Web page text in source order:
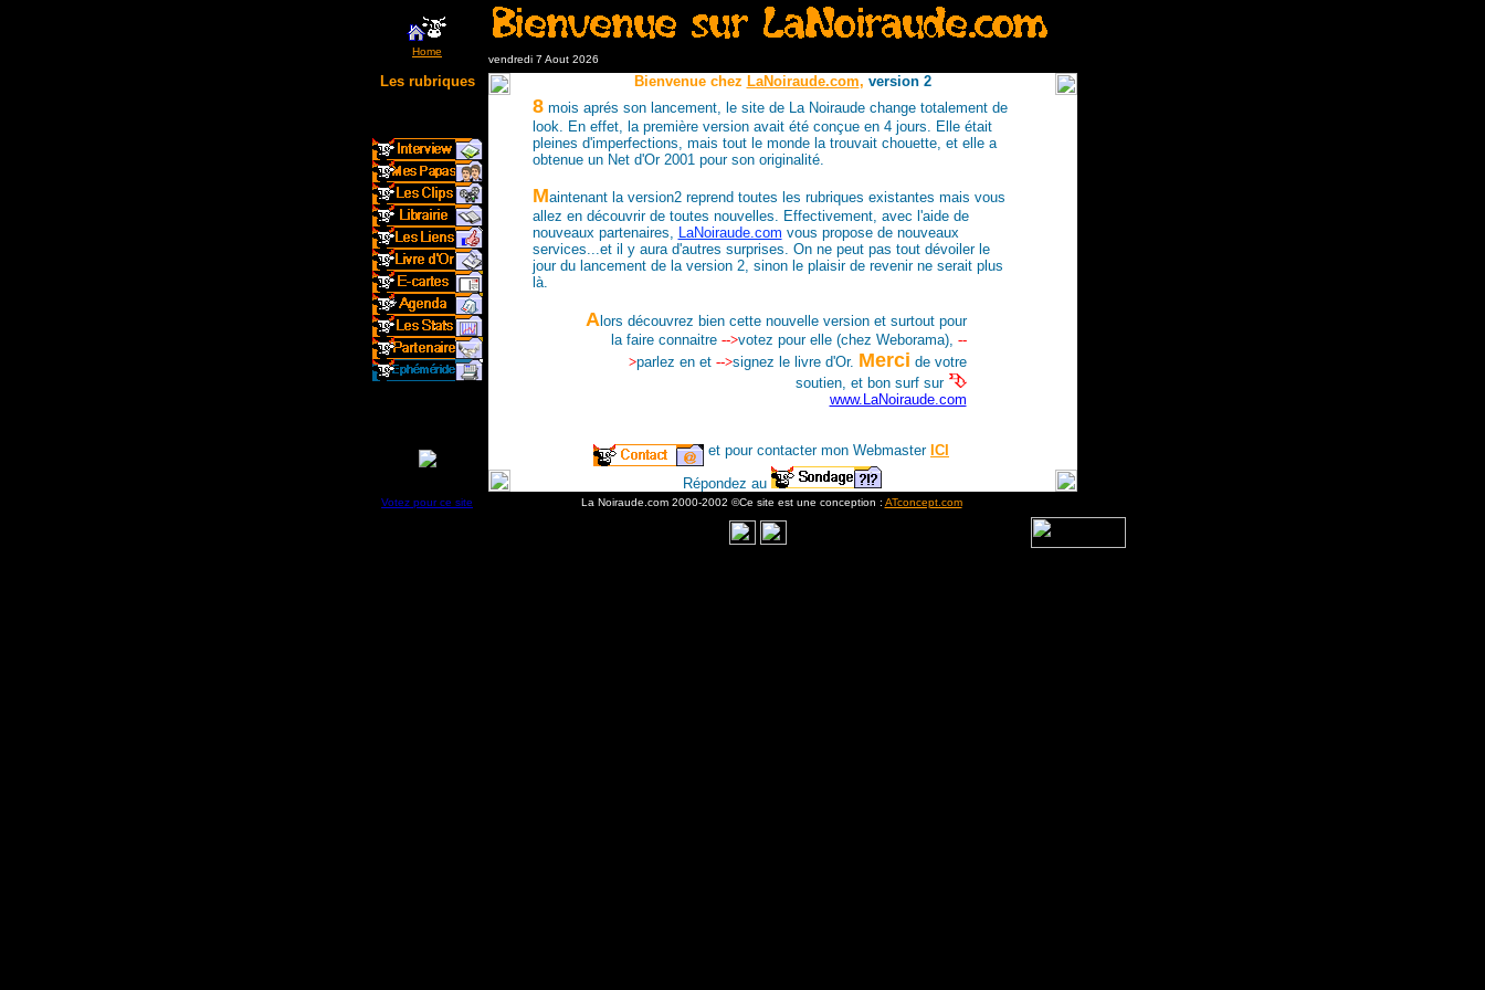
Home
vendredi 7 Aout 2026
Les rubriques Bienvenue chez LaNoiraude.com, version 2
8 mois aprés son lancement, le site de La Noiraude change totalement de
look. En effet, la première version avait été conçue en 4 jours. Elle était
pleines d'imperfections, mais tout le monde la trouvait chouette, et elle a
obtenue un Net d'Or 2001 pour son originalité.
Maintenant la version2 reprend toutes les rubriques existantes mais vous
allez en découvrir de toutes nouvelles. Effectivement, avec l'aide de
nouveaux partenaires, LaNoiraude.com vous propose de nouveaux
services...et il y aura d'autres surprises. On ne peut pas tout dévoiler le
jour du lancement de la version 2, sinon le plaisir de revenir ne serait plus
là.
Alors découvrez bien cette nouvelle version et surtout pour
la faire connaitre -->votez pour elle (chez Weborama), --
>parlez en et -->signez le livre d'Or. Merci de votre
soutien, et bon surf sur
www.LaNoiraude.com
et pour contacter mon Webmaster ICI
Répondez au
Votez pour ce site La Noiraude.com 2000-2002 ©Ce site est une conception : ATconcept.com